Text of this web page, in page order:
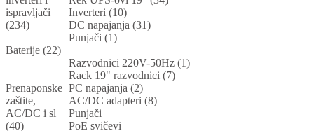
ispravljači
(234)
Inverteri (10)
DC napajanja (31)
Punjači (1)
Baterije (22)
Prenaponske
zaštite,
AC/DC i sl
(40)
Razvodnici 220V-50Hz (1)
Rack 19" razvodnici (7)
PC napajanja (2)
AC/DC adapteri (8)
Punjači
PoE svičevi